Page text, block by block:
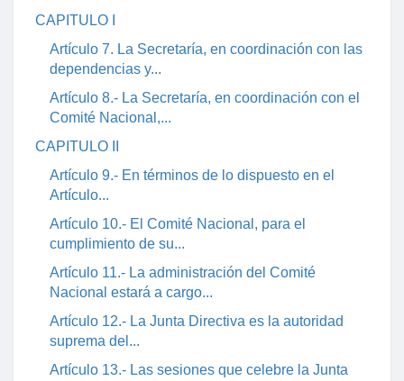
CAPITULO I
Artículo 7. La Secretaría, en coordinación con las
dependencias y...
Artículo 8.- La Secretaría, en coordinación con el
Comité Nacional,...
CAPITULO II
Artículo 9.- En términos de lo dispuesto en el
Artículo...
Artículo 10.- El Comité Nacional, para el
cumplimiento de su...
Artículo 11.- La administración del Comité
Nacional estará a cargo...
Artículo 12.- La Junta Directiva es la autoridad
suprema del...
Artículo 13.- Las sesiones que celebre la Junta